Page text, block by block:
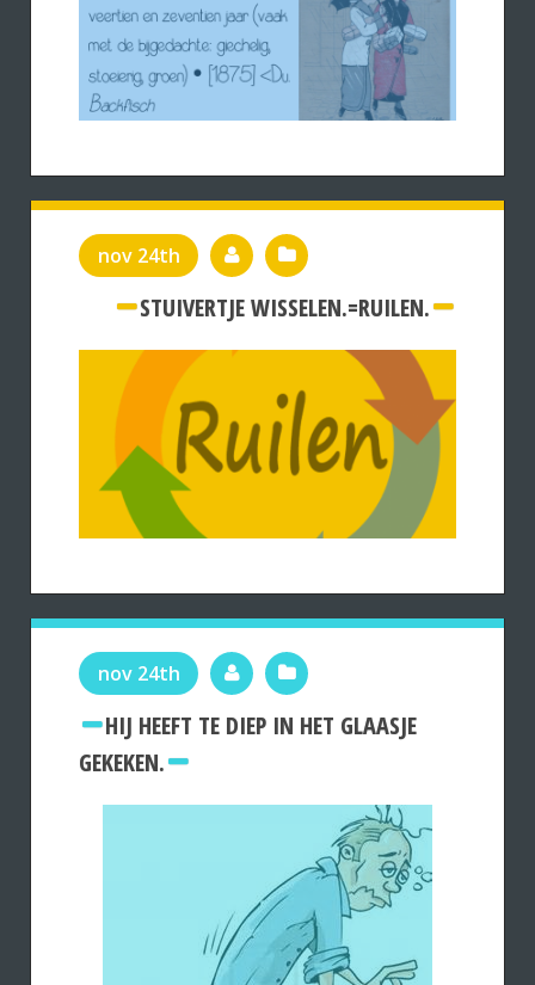
nov 24th
STUIVERTJE WISSELEN.=RUILEN.
nov 24th
HIJ HEEFT TE DIEP IN HET GLAASJE
GEKEKEN.